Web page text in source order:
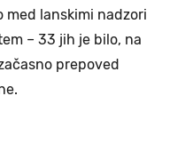
med lanskimi nadzori
– 33 jih je bilo, na
prepoved